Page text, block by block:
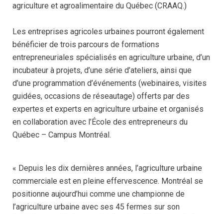
agriculture et agroalimentaire du Québec (CRAAQ.)
Les entreprises agricoles urbaines pourront également
bénéficier de trois parcours de formations
entrepreneuriales spécialisés en agriculture urbaine, d’un
incubateur à projets, d’une série d’ateliers, ainsi que
d’une programmation d’événements (webinaires, visites
guidées, occasions de réseautage) offerts par des
expertes et experts en agriculture urbaine et organisés
en collaboration avec l’École des entrepreneurs du
Québec – Campus Montréal.
« Depuis les dix dernières années, l’agriculture urbaine
commerciale est en pleine effervescence. Montréal se
positionne aujourd’hui comme une championne de
l’agriculture urbaine avec ses 45 fermes sur son